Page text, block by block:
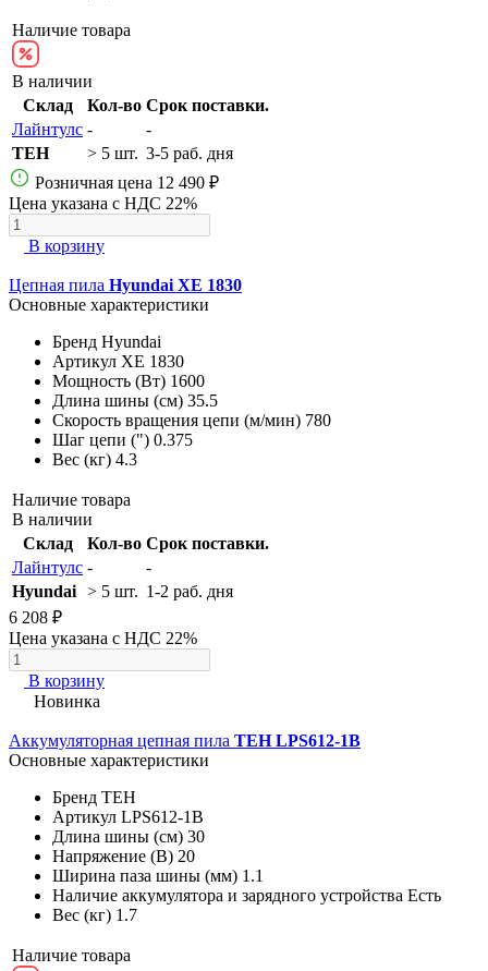
Наличие товара
В наличии
Склад
Кол-во Срок поставки.
Лайнтулс -
-
TEH
> 5 шт. 3-5 раб. дня
Розничная цена 12 490 ₽
Цена указана с НДС 22%
В корзину
Цепная пила Hyundai XE 1830
Основные характеристики
Бренд Hyundai
Артикул XE 1830
Мощность (Вт) 1600
Длина шины (см) 35.5
Скорость вращения цепи (м/мин) 780
Шаг цепи (") 0.375
Вес (кг) 4.3
Наличие товара
В наличии
Склад
Кол-во Срок поставки.
Лайнтулс -
-
Hyundai > 5 шт. 1-2 раб. дня
6 208 ₽
Цена указана с НДС 22%
В корзину
Новинка
Аккумуляторная цепная пила TEH LPS612-1B
Основные характеристики
Бренд TEH
Артикул LPS612-1B
Длина шины (см) 30
Напряжение (В) 20
Ширина паза шины (мм) 1.1
Наличие аккумулятора и зарядного устройства Есть
Вес (кг) 1.7
Наличие товара